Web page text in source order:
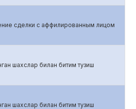
сделки с аффилированным лицом
шахслар билан битим тузиш
шахслар билан битим тузиш